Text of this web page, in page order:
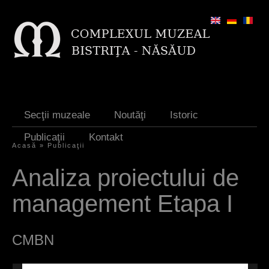
Secţii muzeale Noutăţi
Istoric
Publicaţii
Kontakt
i
e
i
n
Acasă » Publicaţii
Analiza proiectului de
management Etapa I
CMBN